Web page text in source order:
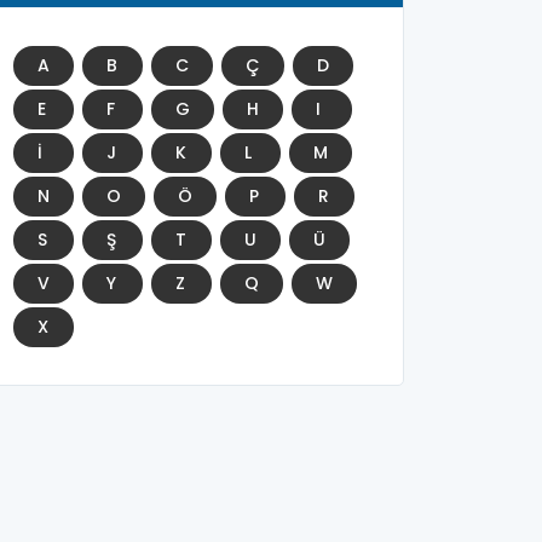
A B C Ç
D
E
F G H
I
İ
J K L
M
N
O Ö P
R
S
Ş T U
Ü
V
Y Z Q
W
X